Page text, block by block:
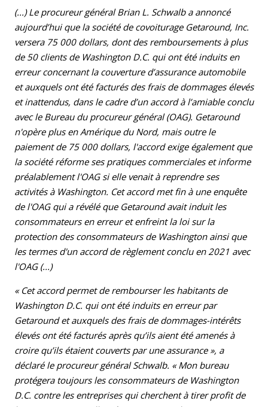
(...) Le procureur général Brian L. Schwalb a annoncé
aujourd’hui que la société de covoiturage Getaround, Inc.
versera 75 000 dollars, dont des remboursements à plus
de 50 clients de Washington D.C. qui ont été induits en
erreur concernant la couverture d’assurance automobile
et auxquels ont été facturés des frais de dommages élevés
et inattendus, dans le cadre d’un accord à l’amiable conclu
avec le Bureau du procureur général (OAG). Getaround
n'opère plus en Amérique du Nord, mais outre le
paiement de 75 000 dollars, l'accord exige également que
la société réforme ses pratiques commerciales et informe
préalablement l'OAG si elle venait à reprendre ses
activités à Washington. Cet accord met fin à une enquête
de l'OAG qui a révélé que Getaround avait induit les
consommateurs en erreur et enfreint la loi sur la
protection des consommateurs de Washington ainsi que
les termes d'un accord de règlement conclu en 2021 avec
l'OAG (...)
« Cet accord permet de rembourser les habitants de
Washington D.C. qui ont été induits en erreur par
Getaround et auxquels des frais de dommages-intérêts
élevés ont été facturés après qu’ils aient été amenés à
croire qu’ils étaient couverts par une assurance », a
déclaré le procureur général Schwalb. « Mon bureau
protégera toujours les consommateurs de Washington
D.C. contre les entreprises qui cherchent à tirer profit de